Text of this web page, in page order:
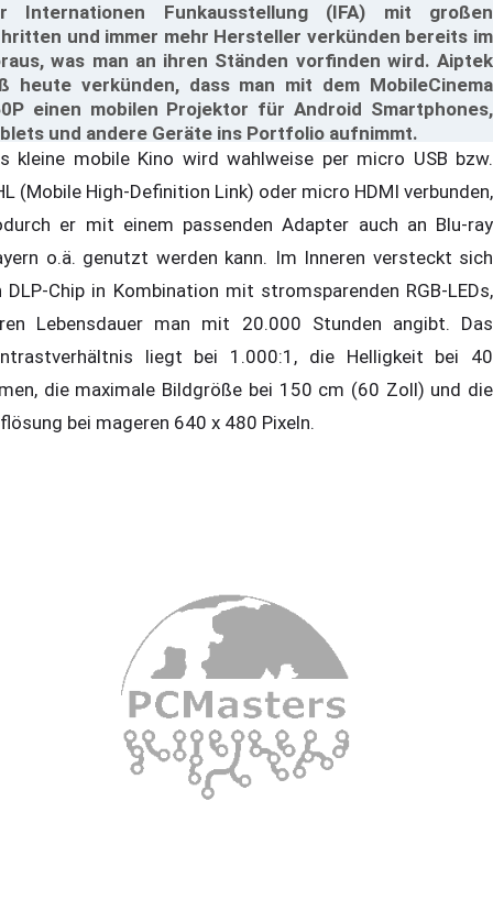
Internationen Funkausstellung (IFA) mit großen
und immer mehr Hersteller verkünden bereits im
was man an ihren Ständen vorfinden wird. Aiptek
heute verkünden, dass man mit dem MobileCinema
einen mobilen Projektor für Android Smartphones,
und andere Geräte ins Portfolio aufnimmt.
kleine mobile Kino wird wahlweise per micro USB bzw.
(Mobile High-Definition Link) oder micro HDMI verbunden,
er mit einem passenden Adapter auch an Blu-ray
o.ä. genutzt werden kann. Im Inneren versteckt sich
DLP-Chip in Kombination mit stromsparenden RGB-LEDs,
Lebensdauer man mit 20.000 Stunden angibt. Das
liegt bei 1.000:1, die Helligkeit bei 40
die maximale Bildgröße bei 150 cm (60 Zoll) und die
bei mageren 640 x 480 Pixeln.